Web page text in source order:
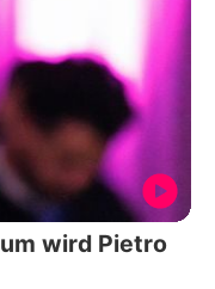
wird Pietro